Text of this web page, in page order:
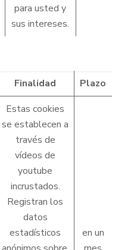
para usted y
sus intereses.
Finalidad Plazo
Estas cookies
se establecen a
través de
vídeos de
youtube
incrustados.
Registran los
datos
estadísticos
en un